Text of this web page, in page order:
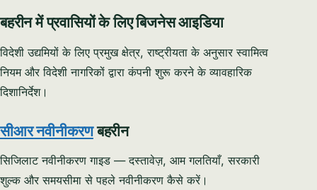
बहरीन में प्रवासियों के लिए बिजनेस आइडिया
विदेशी उद्यमियों के लिए प्रमुख क्षेत्र, राष्ट्रीयता के अनुसार स्वामित्व
नियम और विदेशी नागरिकों द्वारा कंपनी शुरू करने के व्यावहारिक
दिशानिर्देश।
सीआर नवीनीकरणबहरीन
सिजिलाट नवीनीकरण गाइड — दस्तावेज़, आम गलतियाँ, सरकारी
शुल्क और समयसीमा से पहले नवीनीकरण कैसे करें।
Syeda Khatoon Zahra
AI Assistant
Great to have you here! I'm Syeda Khatoon
Zahra from Setup in Bahrain. We help investors
from around the world register companies
YOUR NAME